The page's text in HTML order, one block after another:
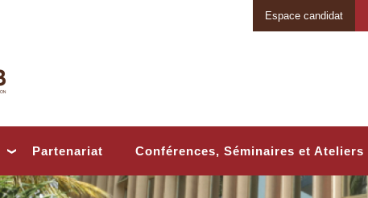
Espace candidat
Partenariat Conférences, Séminaires et Ateliers